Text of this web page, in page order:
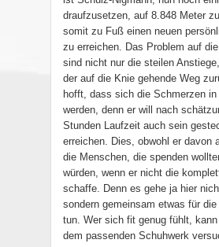
draufzusetzen, auf 8.848 Meter
somit zu Fuß einen neuen
zu erreichen. Das Problem auf
sind nicht nur die steilen
der auf die Knie gehende Weg
hofft, dass sich die Schmerzen
werden, denn er will nach
Stunden Laufzeit auch sein
erreichen. Dies, obwohl er davon
die Menschen, die spenden
würden, wenn er nicht die
schaffe. Denn es gehe ja hier
sondern gemeinsam etwas für
tun. Wer sich fit genug fühlt,
dem passenden Schuhwerk